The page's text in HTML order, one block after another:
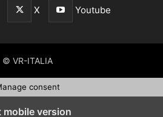
X Youtube
© VR-ITALIA
consent
mobile version